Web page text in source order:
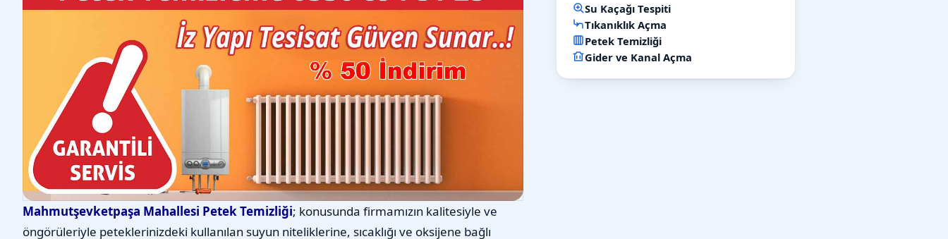
Mahmutşevketpaşa Mahallesi Petek Temizliği; konusunda firmamızın kalitesiyle ve
öngörüleriyle peteklerinizdeki kullanılan suyun niteliklerine, sıcaklığı ve oksijene bağlı
Su Kaçağı Tespiti
Tıkanıklık Açma
Petek Temizliği
Gider ve Kanal Açma